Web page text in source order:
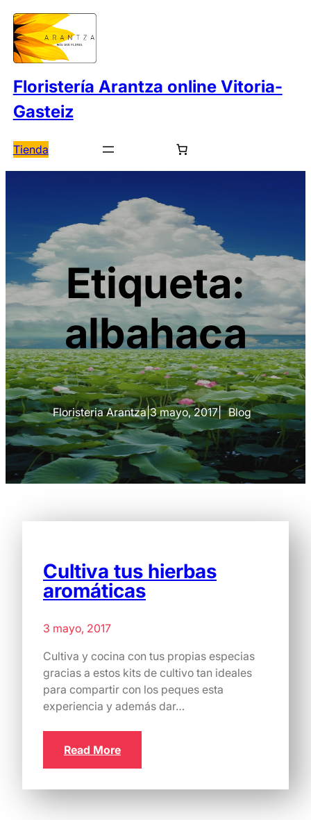
Saltar
contenido
Floristería Arantza online Vitoria-
Gasteiz
Tienda
Etiqueta:
albahaca
Floristeria Arantza|3 mayo, 2017| Blog
Cultiva tus hierbas
aromáticas
3 mayo, 2017
Cultiva y cocina con tus propias especias
gracias a estos kits de cultivo tan ideales
para compartir con los peques esta
experiencia y además dar…
Read More